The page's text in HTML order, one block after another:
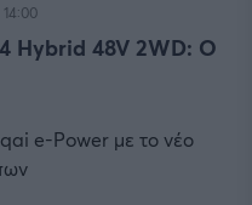
Hybrid 48V 2WD: Ο